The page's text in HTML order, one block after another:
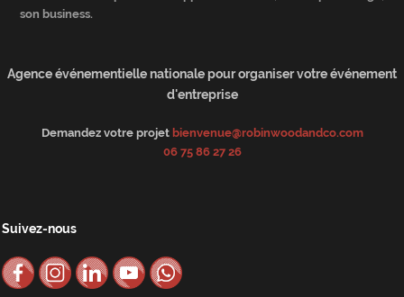
son business.
Agence événementielle nationale pour organiser votre événement
d'entreprise
Demandez votre projet bienvenue@robinwoodandco.com
06 75 86 27 26
Suivez-nous